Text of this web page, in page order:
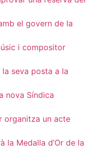
el govern de la
i compositor
seva posta a la
nova Síndica
organitza un acte
la Medalla d’Or de la